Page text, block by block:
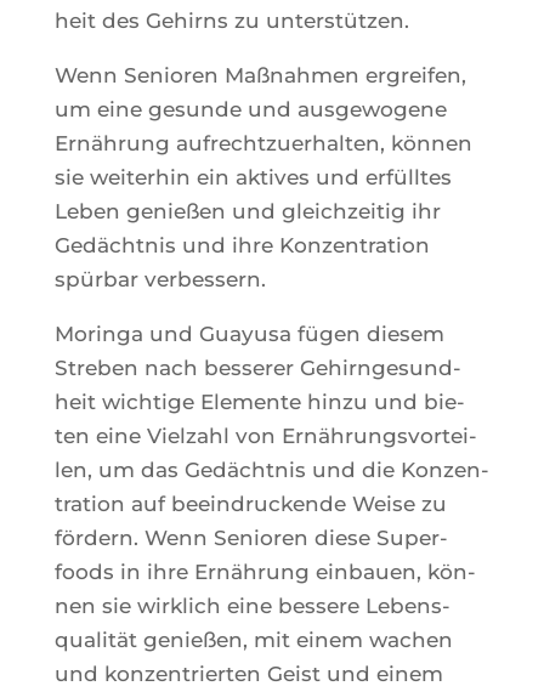
heit des Gehirns zu unterstützen.
Wenn Senio­ren Maß­nah­men ergrei­fen,
um eine gesunde und aus­ge­wo­gene
Ernäh­rung aufrecht­zue­rhal­ten, kön­nen
sie wei­te­rhin ein aktives und erfülltes
Leben genießen und glei­ch­zei­tig ihr
Gedächt­nis und ihre Kon­zen­tra­tion
spür­bar verbessern.
Morin­ga und Guayu­sa fügen die­sem
Stre­ben nach bes­se­rer Gehirn­ge­sund­
heit wich­tige Ele­mente hin­zu und bie­
ten eine Viel­zahl von Ernäh­rung­svor­tei­
len, um das Gedächt­nis und die Kon­zen­
tra­tion auf beein­dru­ckende Weise zu
för­dern. Wenn Senio­ren diese Super­
foods in ihre Ernäh­rung ein­bauen, kön­
nen sie wirk­lich eine bes­sere Lebens­
qua­lität genießen, mit einem wachen
und kon­zen­trier­ten Geist und einem